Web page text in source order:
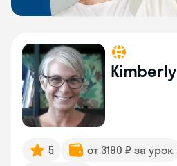
Kimberly
5 от 3190 ₽ за урок